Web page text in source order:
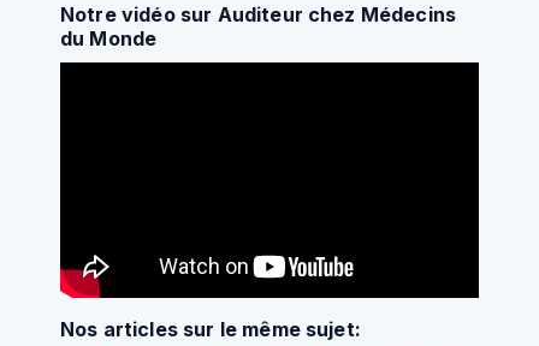
Notre vidéo sur Auditeur chez Médecins
du Monde
Nos articles sur le même sujet: